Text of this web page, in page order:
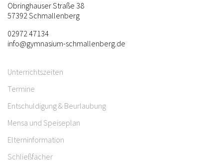
Obringhauser Straße 38
57392 Schmallenberg
02972 47134
info@gymnasium-schmallenberg.de
Unterrichtszeiten
Termine
Entschuldigung & Beurlaubung
Mensa und Speiseplan
Elterninformation
Schließfächer